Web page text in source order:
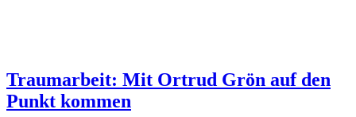
Traumarbeit: Mit Ortrud Grön auf den
Punkt kommen